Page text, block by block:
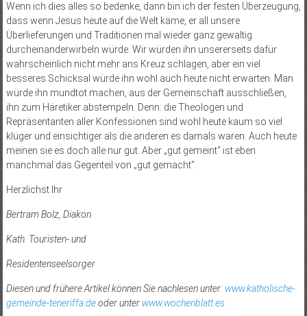
Wenn ich dies alles so bedenke, dann bin ich der festen Überzeugung,
dass wenn Jesus heute auf die Welt käme, er all unsere
Überlieferungen und Traditionen mal wieder ganz gewaltig
durcheinanderwirbeln würde. Wir würden ihn unsererseits dafür
wahrscheinlich nicht mehr ans Kreuz schlagen, aber ein viel
besseres Schicksal würde ihn wohl auch heute nicht erwarten. Man
würde ihn mundtot machen, aus der Gemeinschaft ausschließen,
ihn zum Häretiker abstempeln. Denn: die Theologen und
Repräsentanten aller Konfessionen sind wohl heute kaum so viel
klüger und einsichtiger als die anderen es damals waren. Auch heute
meinen sie es doch alle nur gut. Aber „gut gemeint“ ist eben
manchmal das Gegenteil von „gut gemacht“.
Herzlichst Ihr
Bertram Bolz, Diakon
Kath. Touristen- und
Residentenseelsorger
Diesen und frühere Artikel können Sie nachlesen unter: www.katholische-
gemeinde-teneriffa.deoder unter www.wochenblatt.es